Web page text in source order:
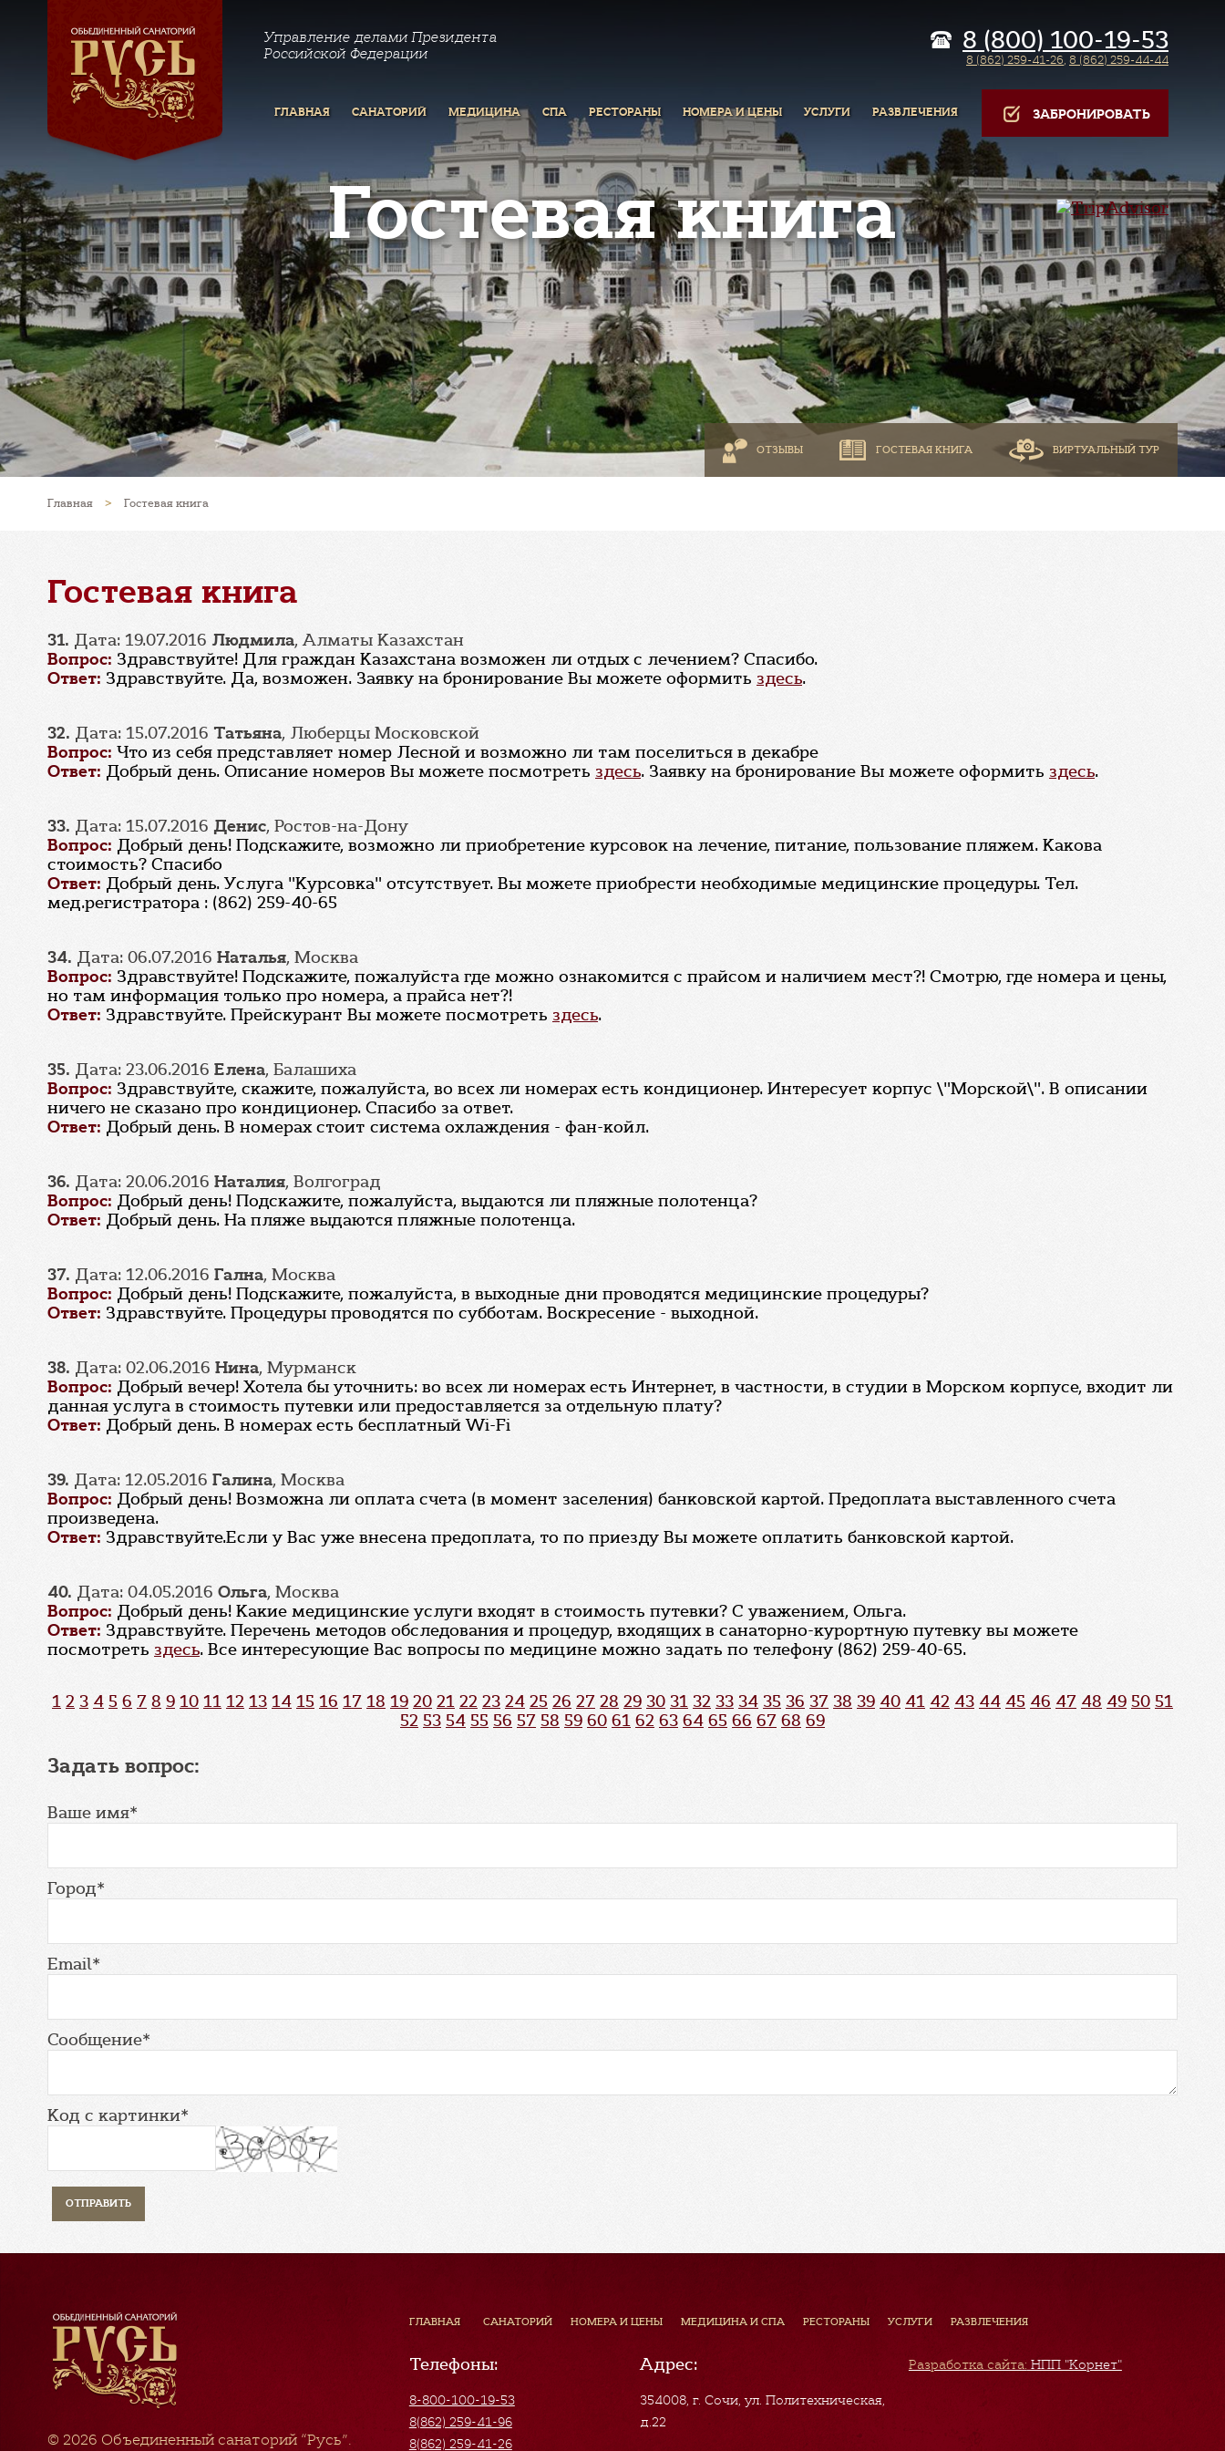
Управление делами Президента
Российской Федерации
8 (800) 100-19-53
8 (862) 259-41-26, 8 (862) 259-44-44
ГЛАВНАЯ САНАТОРИЙ МЕДИЦИНА СПА РЕСТОРАНЫ НОМЕРА И ЦЕНЫ УСЛУГИ РАЗВЛЕЧЕНИЯ ЗАБРОНИРОВАТЬ
Гостевая книга
ОТЗЫВЫ ГОСТЕВАЯ КНИГА ВИРТУАЛЬНЫЙ ТУР
Главная > Гостевая книга
Гостевая книга
31. Дата: 19.07.2016 Людмила, Алматы Казахстан
Вопрос: Здравствуйте! Для граждан Казахстана возможен ли отдых с лечением? Спасибо.
Ответ: Здравствуйте. Да, возможен. Заявку на бронирование Вы можете оформить здесь.
32. Дата: 15.07.2016 Татьяна, Люберцы Московской
Вопрос: Что из себя представляет номер Лесной и возможно ли там поселиться в декабре
Ответ: Добрый день. Описание номеров Вы можете посмотреть здесь. Заявку на бронирование Вы можете оформить здесь.
33. Дата: 15.07.2016 Денис, Ростов-на-Дону
Вопрос: Добрый день! Подскажите, возможно ли приобретение курсовок на лечение, питание, пользование пляжем. Какова
стоимость? Спасибо
Ответ: Добрый день. Услуга "Курсовка" отсутствует. Вы можете приобрести необходимые медицинские процедуры. Тел.
мед.регистратора : (862) 259-40-65
34. Дата: 06.07.2016 Наталья, Москва
Вопрос: Здравствуйте! Подскажите, пожалуйста где можно ознакомится с прайсом и наличием мест?! Смотрю, где номера и цены,
но там информация только про номера, а прайса нет?!
Ответ: Здравствуйте. Прейскурант Вы можете посмотреть здесь.
35. Дата: 23.06.2016 Елена, Балашиха
Вопрос: Здравствуйте, скажите, пожалуйста, во всех ли номерах есть кондиционер. Интересует корпус \"Морской\". В описании
ничего не сказано про кондиционер. Спасибо за ответ.
Ответ: Добрый день. В номерах стоит система охлаждения - фан-койл.
36. Дата: 20.06.2016 Наталия, Волгоград
Вопрос: Добрый день! Подскажите, пожалуйста, выдаются ли пляжные полотенца?
Ответ: Добрый день. На пляже выдаются пляжные полотенца.
37. Дата: 12.06.2016 Гална, Москва
Вопрос: Добрый день! Подскажите, пожалуйста, в выходные дни проводятся медицинские процедуры?
Ответ: Здравствуйте. Процедуры проводятся по субботам. Воскресение - выходной.
38. Дата: 02.06.2016 Нина, Мурманск
Вопрос: Добрый вечер! Хотела бы уточнить: во всех ли номерах есть Интернет, в частности, в студии в Морском корпусе, входит ли
данная услуга в стоимость путевки или предоставляется за отдельную плату?
Ответ: Добрый день. В номерах есть бесплатный Wi-Fi
39. Дата: 12.05.2016 Галина, Москва
Вопрос: Добрый день! Возможна ли оплата счета (в момент заселения) банковской картой. Предоплата выставленного счета
произведена.
Ответ: Здравствуйте.Если у Вас уже внесена предоплата, то по приезду Вы можете оплатить банковской картой.
40. Дата: 04.05.2016 Ольга, Москва
Вопрос: Добрый день! Какие медицинские услуги входят в стоимость путевки? С уважением, Ольга.
Ответ: Здравствуйте. Перечень методов обследования и процедур, входящих в санаторно-курортную путевку вы можете
посмотреть здесь. Все интересующие Вас вопросы по медицине можно задать по телефону (862) 259-40-65.
1 2 3 4 5 6 7 8 9 10 11 12 13 14 15 16 17 18 19 20 21 22 23 24 25 26 27 28 29 30 31 32 33 34 35 36 37 38 39 40 41 42 43 44 45 46 47 48 49 50 51
52 53 54 55 56 57 58 59 60 61 62 63 64 65 66 67 68 69
Задать вопрос:
Ваше имя*
Город*
Email*
Сообщение*
Код с картинки*
© 2026 Объединенный санаторий “Русь”.
ГЛАВНАЯ САНАТОРИЙ НОМЕРА И ЦЕНЫ МЕДИЦИНА И СПА РЕСТОРАНЫ УСЛУГИ РАЗВЛЕЧЕНИЯ
Телефоны:
8-800-100-19-53
8(862) 259-41-96
8(862) 259-41-26
Адрес:
354008, г. Сочи,ул. Политехническая,
д.22
Разработка сайта: НПП "Корнет"